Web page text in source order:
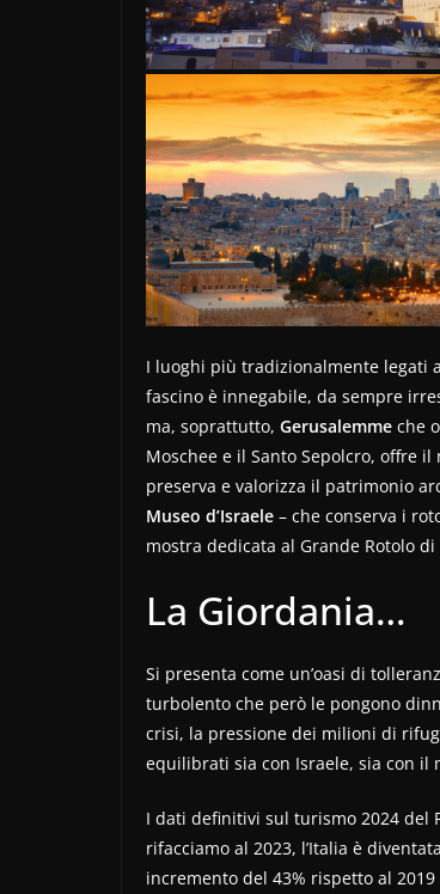
I luoghi più tradizionalmente legati
fascino è innegabile, da sempre
ma, soprattutto, Gerusalemme che
Moschee e il Santo Sepolcro, offre il
preserva e valorizza il patrimonio
Museo d’Israele – che conserva i
mostra dedicata al Grande Rotolo di
La Giordania…
Si presenta come un’oasi di
turbolento che però le pongono
crisi, la pressione dei milioni di
equilibrati sia con Israele, sia con il
I dati definitivi sul turismo 2024 del
rifacciamo al 2023, l’Italia è
incremento del 43% rispetto al